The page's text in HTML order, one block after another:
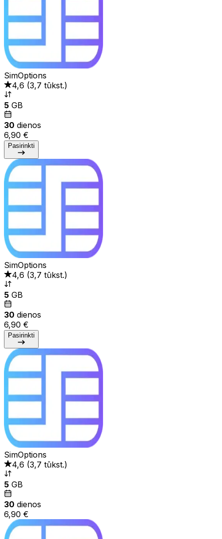
SimOptions
4,6 (3,7 tūkst.)
5 GB
30 dienos
6,90 €
Pasirinkti
SimOptions
4,6 (3,7 tūkst.)
5 GB
30 dienos
6,90 €
Pasirinkti
SimOptions
4,6 (3,7 tūkst.)
5 GB
30 dienos
6,90 €